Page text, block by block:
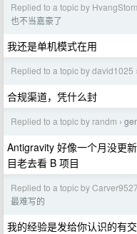
Replied to a topic by
也不当嘉豪了
我还是单机模式在用
Replied to a topic by david1025 ›
合规渠道，凭什么封
Replied to a topic by randm ›
Antigravity 好像一个月没更
目老去看 B 项目
Replied to a topic by Carver9527
最难写的
我的经验是发给你认识的有